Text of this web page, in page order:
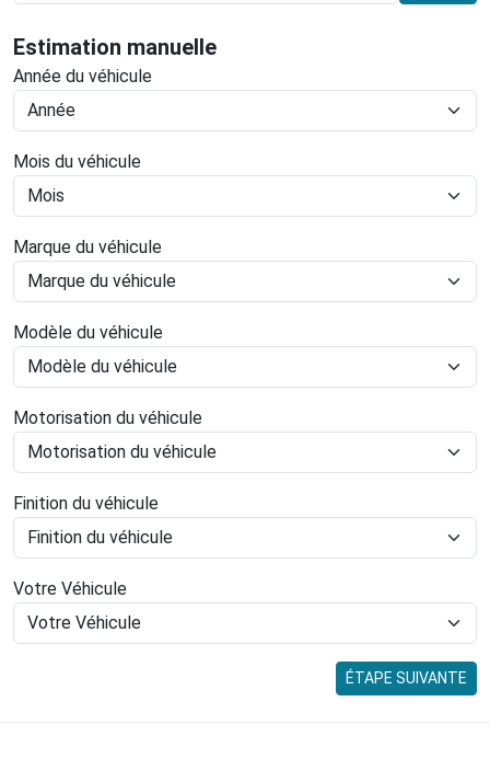
Estimation manuelle
Année du véhicule
Mois du véhicule
Marque du véhicule
Modèle du véhicule
Motorisation du véhicule
Finition du véhicule
Votre Véhicule
ÉTAPE SUIVANTE